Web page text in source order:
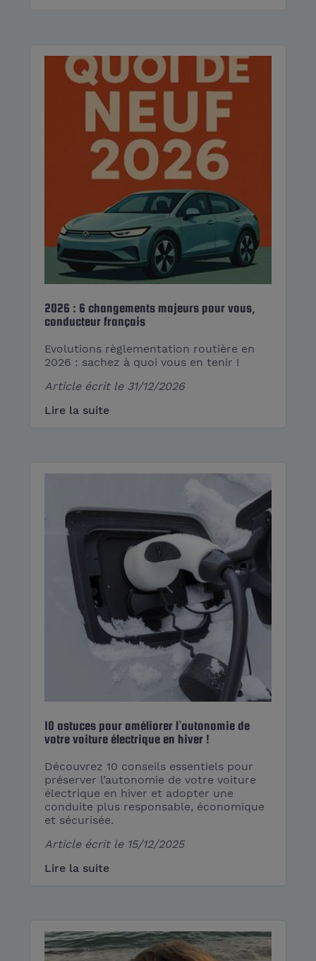
2026 : 6 changements majeurs pour vous,
conducteur français
Evolutions règlementation routière en
2026 : sachez à quoi vous en tenir !
Article écrit le 31/12/2026
Lire la suite
10 astuces pour améliorer l’autonomie de
votre voiture électrique en hiver !
Découvrez 10 conseils essentiels pour
préserver l’autonomie de votre voiture
électrique en hiver et adopter une
conduite plus responsable, économique
et sécurisée.
Article écrit le 15/12/2025
Lire la suite